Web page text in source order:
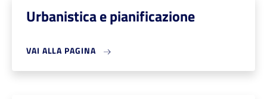
Urbanistica e pianificazione
VAI ALLA PAGINA